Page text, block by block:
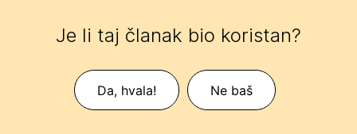
Je li taj članak bio koristan?
Da, hvala! Ne baš